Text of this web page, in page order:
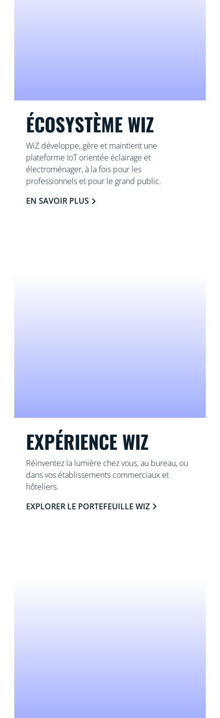
ÉCOSYSTÈME WIZ
WiZ développe, gère et maintient une
plateforme IoT orientée éclairage et
électroménager, à la fois pour les
professionnels et pour le grand public.
EN SAVOIR PLUS
EXPÉRIENCE WIZ
Réinventez la lumière chez vous, au bureau, ou
dans vos établissements commerciaux et
hôteliers.
EXPLORER LE PORTEFEUILLE WIZ